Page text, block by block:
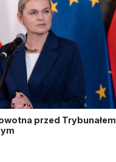
przed Trybunałem